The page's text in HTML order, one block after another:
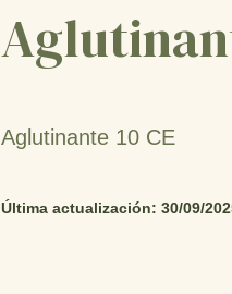
Aglutinante 10 CE
Última actualización: 30/09/